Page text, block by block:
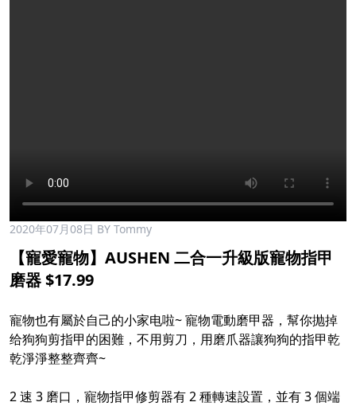
2020年07月08日 BY Tommy
【寵愛寵物】AUSHEN 二合一升級版寵物指甲
磨器 $17.99
寵物也有屬於自己的小家电啦~ 寵物電動磨甲器，幫你抛掉
给狗狗剪指甲的困難，不用剪刀，用磨爪器讓狗狗的指甲乾
乾淨淨整整齊齊~
2 速 3 磨口，寵物指甲修剪器有 2 種轉速設置，並有 3 個端